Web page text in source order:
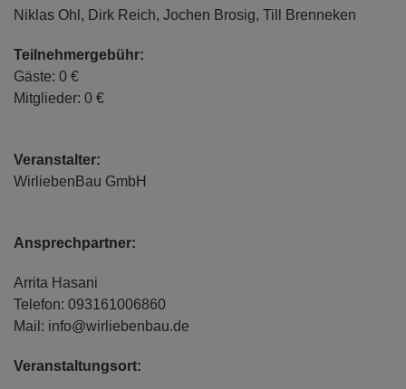
Niklas Ohl, Dirk Reich, Jochen Brosig, Till Brenneken
Teilnehmergebühr:
Gäste: 0 €
Mitglieder: 0 €
Veranstalter:
WirliebenBau GmbH
Ansprechpartner:
Arrita Hasani
Telefon: 093161006860
Mail: info@wirliebenbau.de
Veranstaltungsort: